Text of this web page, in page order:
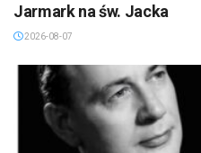
Jarmark na św. Jacka
2026-08-07